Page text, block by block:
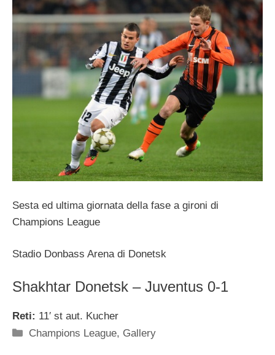
Sesta ed ultima giornata della fase a gironi di
Champions League
Stadio Donbass Arena di Donetsk
Shakhtar Donetsk – Juventus 0-1
Reti: 11′ st aut. Kucher
Categorie
Champions League, Gallery